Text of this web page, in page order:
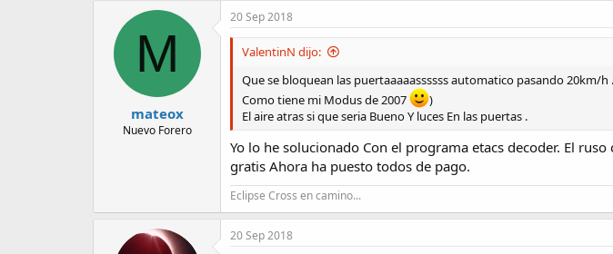
M
mateox
Nuevo Forero
20 Sep 2018
ValentinN dijo:
Que se bloquean las puertaaaaassssss automatico pasando 20km/h .
Como tiene mi Modus de 2007
)
El aire atras si que seria Bueno Y luces En las puertas .
Yo lo he solucionado Con el programa etacs decoder. El
gratis Ahora ha puesto todos de pago.
Eclipse Cross en camino...
20 Sep 2018